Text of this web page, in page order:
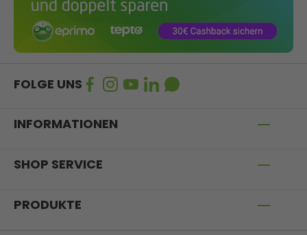
FOLGE UNS
INFORMATIONEN
SHOP SERVICE
PRODUKTE